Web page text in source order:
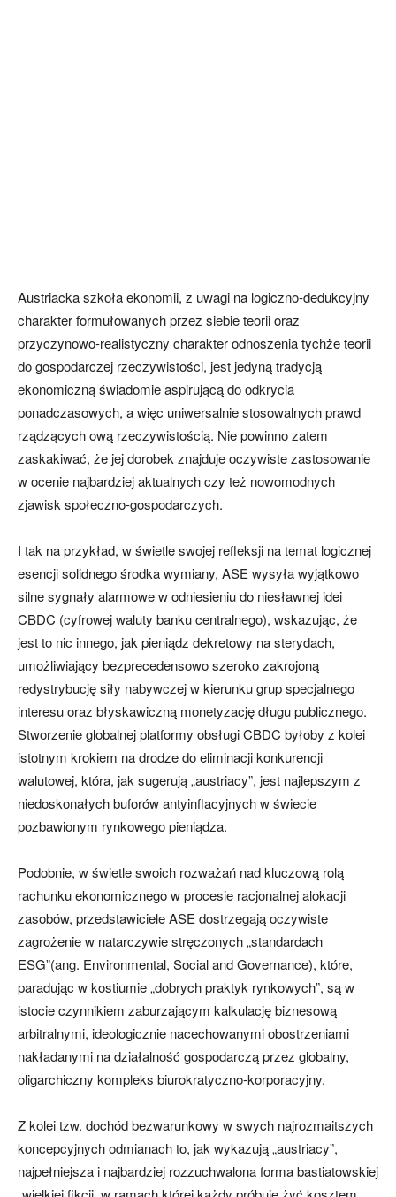
Austriacka szkoła ekonomii, z uwagi na logiczno-dedukcyjny
charakter formułowanych przez siebie teorii oraz
przyczynowo-realistyczny charakter odnoszenia tychże teorii
do gospodarczej rzeczywistości, jest jedyną tradycją
ekonomiczną świadomie aspirującą do odkrycia
ponadczasowych, a więc uniwersalnie stosowalnych prawd
rządzących ową rzeczywistością. Nie powinno zatem
zaskakiwać, że jej dorobek znajduje oczywiste zastosowanie
w ocenie najbardziej aktualnych czy też nowomodnych
zjawisk społeczno-gospodarczych.
I tak na przykład, w świetle swojej refleksji na temat logicznej
esencji solidnego środka wymiany, ASE wysyła wyjątkowo
silne sygnały alarmowe w odniesieniu do niesławnej idei
CBDC (cyfrowej waluty banku centralnego), wskazując, że
jest to nic innego, jak pieniądz dekretowy na sterydach,
umożliwiający bezprecedensowo szeroko zakrojoną
redystrybucję siły nabywczej w kierunku grup specjalnego
interesu oraz błyskawiczną monetyzację długu publicznego.
Stworzenie globalnej platformy obsługi CBDC byłoby z kolei
istotnym krokiem na drodze do eliminacji konkurencji
walutowej, która, jak sugerują „austriacy”, jest najlepszym z
niedoskonałych buforów antyinflacyjnych w świecie
pozbawionym rynkowego pieniądza.
Podobnie, w świetle swoich rozważań nad kluczową rolą
rachunku ekonomicznego w procesie racjonalnej alokacji
zasobów, przedstawiciele ASE dostrzegają oczywiste
zagrożenie w natarczywie stręczonych „standardach
ESG”(ang. Environmental, Social and Governance), które,
paradując w kostiumie „dobrych praktyk rynkowych”, są w
istocie czynnikiem zaburzającym kalkulację biznesową
arbitralnymi, ideologicznie nacechowanymi obostrzeniami
nakładanymi na działalność gospodarczą przez globalny,
oligarchiczny kompleks biurokratyczno-korporacyjny.
Z kolei tzw. dochód bezwarunkowy w swych najrozmaitszych
koncepcyjnych odmianach to, jak wykazują „austriacy”,
najpełniejsza i najbardziej rozzuchwalona forma bastiatowskiej